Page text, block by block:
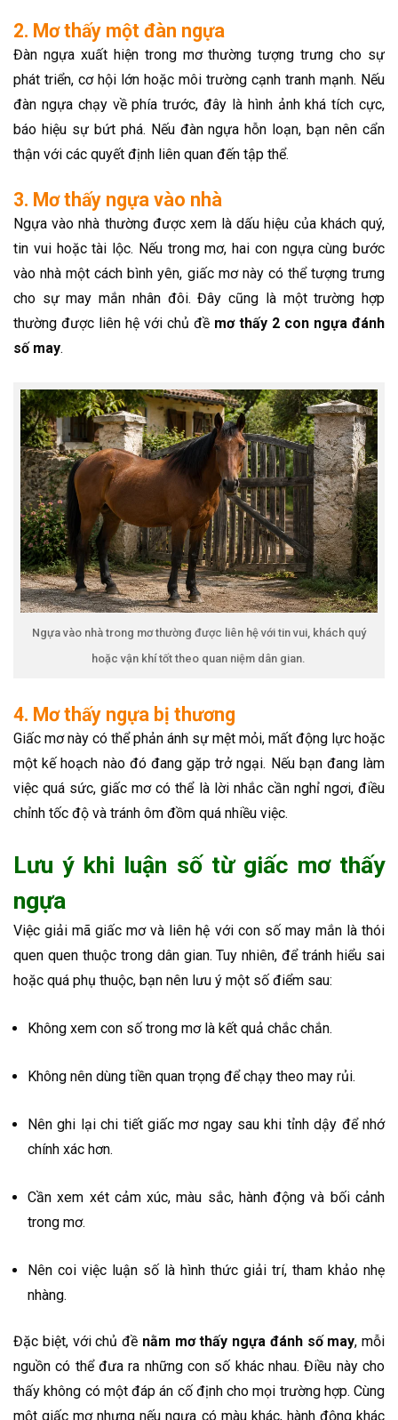
2. Mơ thấy một đàn ngựa
Đàn ngựa xuất hiện trong mơ thường tượng trưng cho sự
phát triển, cơ hội lớn hoặc môi trường cạnh tranh mạnh. Nếu
đàn ngựa chạy về phía trước, đây là hình ảnh khá tích cực,
báo hiệu sự bứt phá. Nếu đàn ngựa hỗn loạn, bạn nên cẩn
thận với các quyết định liên quan đến tập thể.
3. Mơ thấy ngựa vào nhà
Ngựa vào nhà thường được xem là dấu hiệu của khách quý,
tin vui hoặc tài lộc. Nếu trong mơ, hai con ngựa cùng bước
vào nhà một cách bình yên, giấc mơ này có thể tượng trưng
cho sự may mắn nhân đôi. Đây cũng là một trường hợp
thường được liên hệ với chủ đề mơ thấy 2 con ngựa đánh
số may.
Ngựa vào nhà trong mơ thường được liên hệ với tin vui, khách quý
hoặc vận khí tốt theo quan niệm dân gian.
4. Mơ thấy ngựa bị thương
Giấc mơ này có thể phản ánh sự mệt mỏi, mất động lực hoặc
một kế hoạch nào đó đang gặp trở ngại. Nếu bạn đang làm
việc quá sức, giấc mơ có thể là lời nhắc cần nghỉ ngơi, điều
chỉnh tốc độ và tránh ôm đồm quá nhiều việc.
Lưu ý khi luận số từ giấc mơ thấy
ngựa
Việc giải mã giấc mơ và liên hệ với con số may mắn là thói
quen quen thuộc trong dân gian. Tuy nhiên, để tránh hiểu sai
hoặc quá phụ thuộc, bạn nên lưu ý một số điểm sau:
Không xem con số trong mơ là kết quả chắc chắn.
Không nên dùng tiền quan trọng để chạy theo may rủi.
Nên ghi lại chi tiết giấc mơ ngay sau khi tỉnh dậy để nhớ
chính xác hơn.
Cần xem xét cảm xúc, màu sắc, hành động và bối cảnh
trong mơ.
Nên coi việc luận số là hình thức giải trí, tham khảo nhẹ
nhàng.
Đặc biệt, với chủ đề nằm mơ thấy ngựa đánh số may, mỗi
nguồn có thể đưa ra những con số khác nhau. Điều này cho
thấy không có một đáp án cố định cho mọi trường hợp. Cùng
một giấc mơ nhưng nếu ngựa có màu khác, hành động khác